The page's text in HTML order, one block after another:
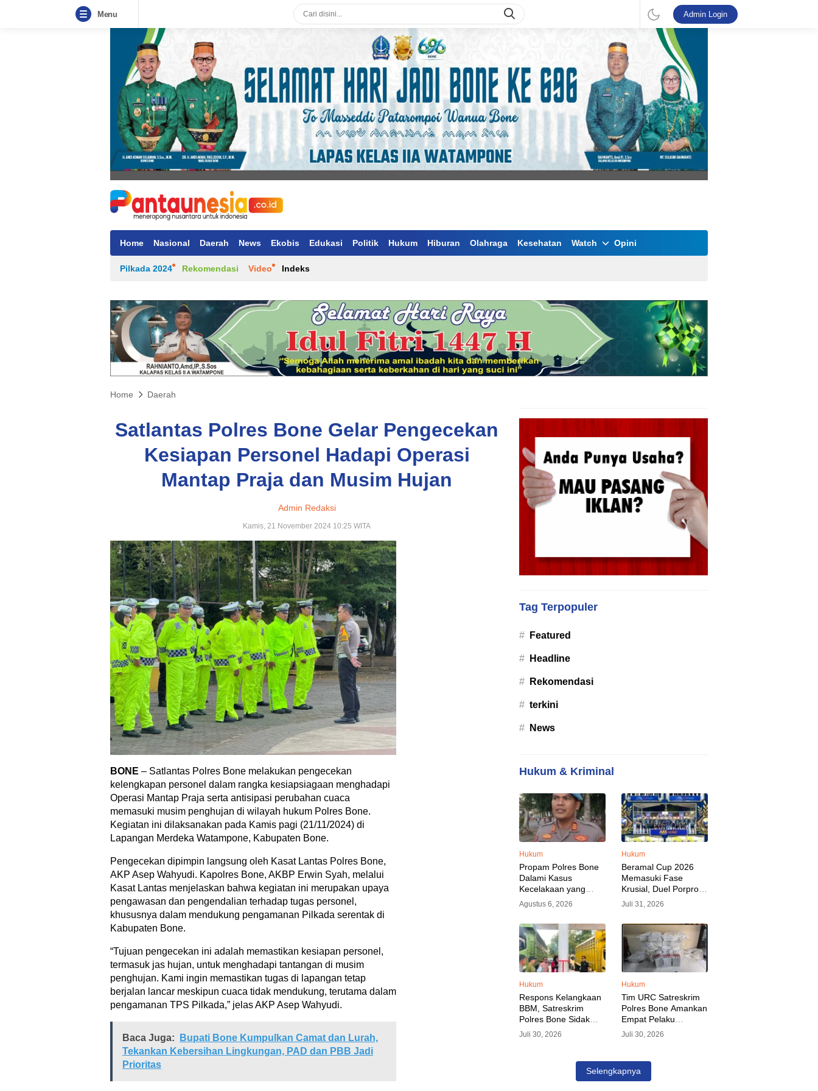
Menu Admin Login
Home Nasional Daerah News Ekobis Edukasi Politik Hukum Hiburan Olahraga Kesehatan Watch Opini
Pilkada 2024 Rekomendasi Video Indeks
Home Daerah
Satlantas Polres Bone Gelar Pengecekan
Kesiapan Personel Hadapi Operasi
Mantap Praja dan Musim Hujan
Admin Redaksi
Kamis, 21 November 2024 10:25 WITA
BONE – Satlantas Polres Bone melakukan pengecekan
kelengkapan personel dalam rangka kesiapsiagaan menghadapi
Operasi Mantap Praja serta antisipasi perubahan cuaca
memasuki musim penghujan di wilayah hukum Polres Bone.
Kegiatan ini dilaksanakan pada Kamis pagi (21/11/2024) di
Lapangan Merdeka Watampone, Kabupaten Bone.
Pengecekan dipimpin langsung oleh Kasat Lantas Polres Bone,
AKP Asep Wahyudi. Kapolres Bone, AKBP Erwin Syah, melalui
Kasat Lantas menjelaskan bahwa kegiatan ini merupakan upaya
pengawasan dan pengendalian terhadap tugas personel,
khususnya dalam mendukung pengamanan Pilkada serentak di
Kabupaten Bone.
“Tujuan pengecekan ini adalah memastikan kesiapan personel,
termasuk jas hujan, untuk menghadapi tantangan di musim
penghujan. Kami ingin memastikan tugas di lapangan tetap
berjalan lancar meskipun cuaca tidak mendukung, terutama dalam
pengamanan TPS Pilkada,” jelas AKP Asep Wahyudi.
Baca Juga:
Bupati Bone Kumpulkan Camat dan Lurah,
Tekankan Kebersihan Lingkungan, PAD dan PBB Jadi
Prioritas
Tag Terpopuler
# Featured
# Headline
# Rekomendasi
# terkini
# News
Hukum & Kriminal
Hukum
Propam Polres Bone
Dalami Kasus
Kecelakaan yang
Libatkan Oknum
Polisi, Pelaku Sudah
Diamankan
Agustus 6, 2026
Hukum
Beramal Cup 2026
Memasuki Fase
Krusial, Duel Porprov
Bone vs Trikora Wajo
Jadi Sorotan Malam
Ini
Juli 31, 2026
Hukum
Respons Kelangkaan
BBM, Satreskrim
Polres Bone Sidak
SPBU dan Pangkalan
LPG, AKP Alvin Aji
SPBU Agar Distribusi
BBM Tepat Sasaran
Juli 30, 2026
Hukum
Tim URC Satreskrim
Polres Bone Amankan
Empat Pelaku
Pencurian Aset PLN,
Kerugian Ditaksir
Juli 30, 2026
Selengkapnya